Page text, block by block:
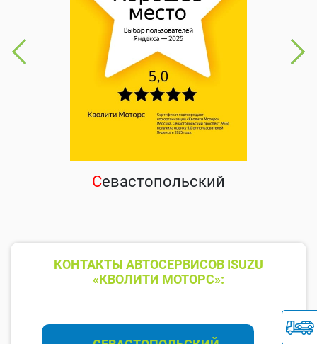
Севастопольский
КОНТАКТЫ АВТОСЕРВИСОВ ISUZU
«КВОЛИТИ МОТОРС»: